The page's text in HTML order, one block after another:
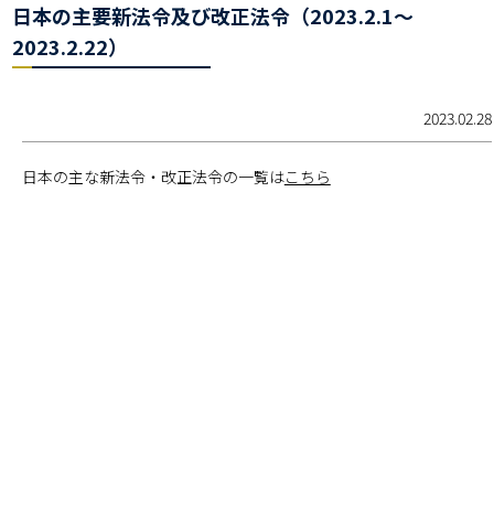
日本の主要新法令及び改正法令（2023.2.1～
2023.2.22）
2023.02.28
日本の主な新法令・改正法令の一覧はこちら